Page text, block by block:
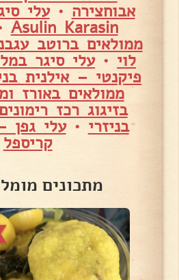
אבוחצירה •
Asulin Karasin
ממולאים ברוטב
לוי •עלי סיגר
פיקנטי – אילנית
ממולאים באורז
בזיגוג רכז
בניזרי •עלי גפן
קריספל
מתכונים